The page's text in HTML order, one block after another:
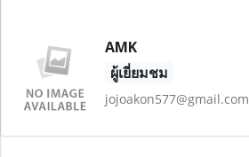
AMK
ผู้เยี่ยมชม
jojoakon577@gmail.com